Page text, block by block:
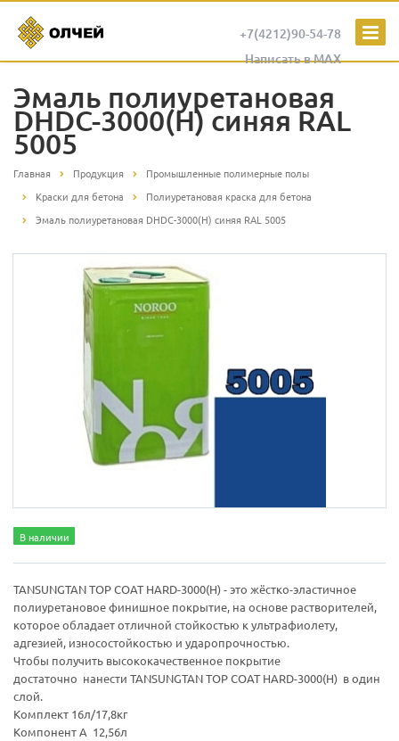
+7(4212)90-54-78
Написать в MAX
Эмаль полиуретановая
DHDC-3000(H) синяя RAL
5005
Главная Продукция
Промышленные полимерные полы
Краски для бетона
Полиуретановая краска для бетона
Эмаль полиуретановая DHDC-3000(H) синяя RAL 5005
В наличии
TANSUNGTAN TOP COAT HARD-3000(H) - это жёстко-эластичное
полиуретановое финишное покрытие, на основе растворителей,
которое обладает отличной стойкостью к ультрафиолету,
адгезией, износостойкостью и ударопрочностью.
Чтобы получить высококачественное покрытие
достаточно нанести TANSUNGTAN TOP COAT HARD-3000(H) в один
слой.
Комплект 16л/17,8кг
Компонент А 12,56л